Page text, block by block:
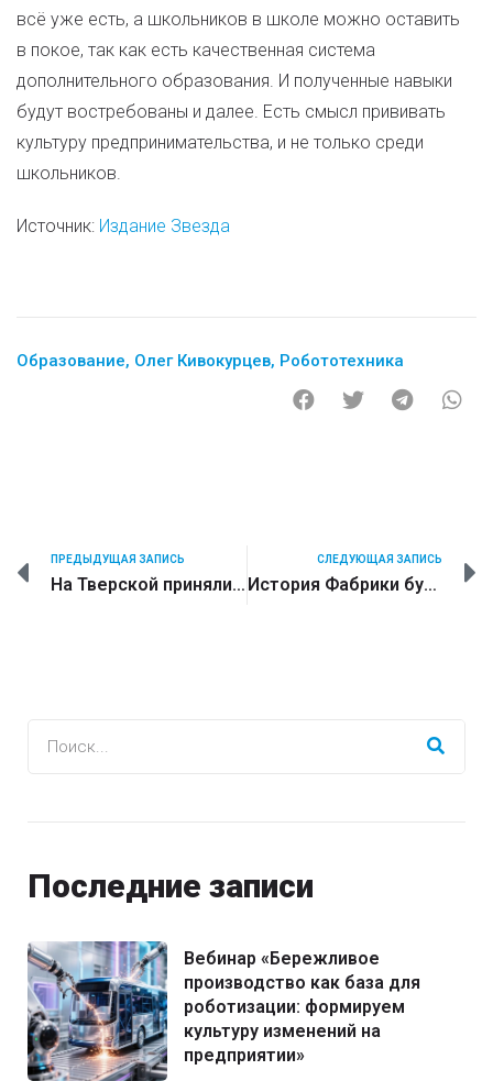
всё уже есть, а школьников в школе можно оставить
в покое, так как есть качественная система
дополнительного образования. И полученные навыки
будут востребованы и далее. Есть смысл прививать
культуру предпринимательства, и не только среди
школьников.
Источник: Издание Звезда
Образование, Олег Кивокурцев, Робототехника
ПРЕДЫДУЩАЯ ЗАПИСЬ
На Тверской приняли робота-риэлтора (в штат)
СЛЕДУЮЩАЯ ЗАПИСЬ
История Фабрики будущего
Последние записи
Вебинар «Бережливое
производство как база для
роботизации: формируем
культуру изменений на
предприятии»